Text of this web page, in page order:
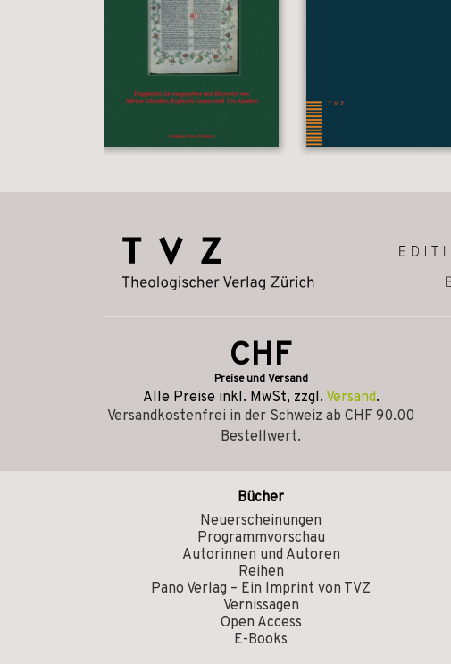
CHF
Preise und Versand
Alle Preise inkl. MwSt, zzgl. Versand.
Versandkostenfrei in der Schweiz ab CHF 90.00
Bestellwert.
Bücher
Neuerscheinungen
Programmvorschau
Autorinnen und Autoren
Reihen
Pano Verlag – Ein Imprint von TVZ
Vernissagen
Open Access
E-Books